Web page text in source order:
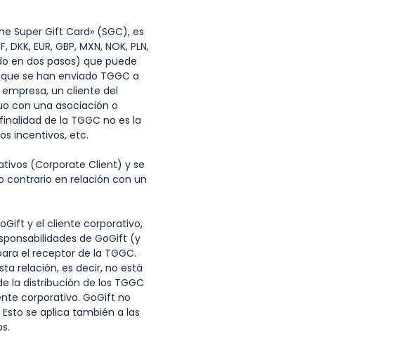
Super Gift Card» (SGC), es
EUR, GBP, MXN, NOK, PLN,
en dos pasos) que puede
se han enviado TGGC a
un cliente del
con una asociación o
de la TGGC no es la
incentivos, etc.
(Corporate Client) y se
contrario en relación con un
y el cliente corporativo,
de GoGift (y
el receptor de la TGGC.
relación, es decir, no está
la distribución de los TGGC
corporativo. GoGift no
se aplica también a las